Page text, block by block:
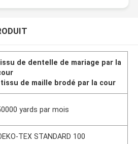
de dentelle de mariage par la
tissu de maille brodé par la cour
yards par mois
TEX STANDARD 100